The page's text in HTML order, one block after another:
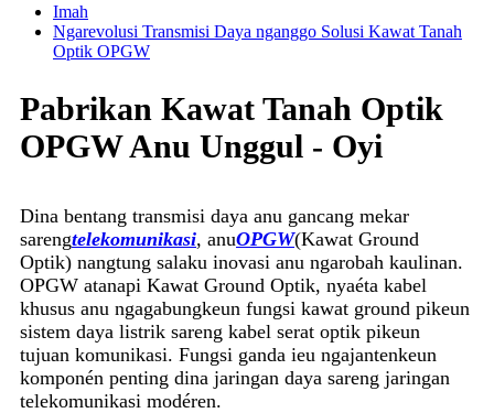
Imah
Ngarevolusi Transmisi Daya nganggo Solusi Kawat Tanah
Optik OPGW
Pabrikan Kawat Tanah Optik
OPGW Anu Unggul - Oyi
Dina bentang transmisi daya anu gancang mekar
sarengtelekomunikasi, anuOPGW(Kawat Ground
Optik) nangtung salaku inovasi anu ngarobah kaulinan.
OPGW atanapi Kawat Ground Optik, nyaéta kabel
khusus anu ngagabungkeun fungsi kawat ground pikeun
sistem daya listrik sareng kabel serat optik pikeun
tujuan komunikasi. Fungsi ganda ieu ngajantenkeun
komponén penting dina jaringan daya sareng jaringan
telekomunikasi modéren.